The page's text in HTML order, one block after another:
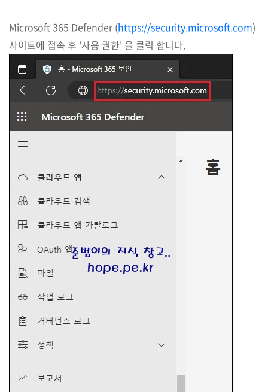
Microsoft 365 Defender (https://security.microsoft.com)
사이트에 접속 후 '사용 권한' 을 클릭 합니다.